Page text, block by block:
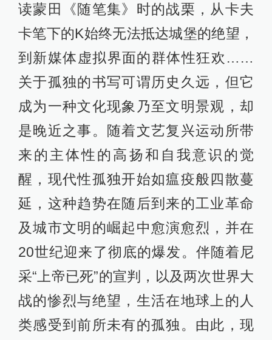
读蒙田《随笔集》时的战栗，从卡夫
卡笔下的K始终无法抵达城堡的绝望，
到新媒体虚拟界面的群体性狂欢……
关于孤独的书写可谓历史久远，但它
成为一种文化现象乃至文明景观，却
是晚近之事。随着文艺复兴运动所带
来的主体性的高扬和自我意识的觉
醒，现代性孤独开始如瘟疫般四散蔓
延，这种趋势在随后到来的工业革命
及城市文明的崛起中愈演愈烈，并在
20世纪迎来了彻底的爆发。伴随着尼
采“上帝已死”的宣判，以及两次世界大
战的惨烈与绝望，生活在地球上的人
类感受到前所未有的孤独。由此，现